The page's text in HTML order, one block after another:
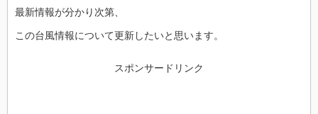
最新情報が分かり次第、
この台風情報について更新したいと思います。
スポンサードリンク